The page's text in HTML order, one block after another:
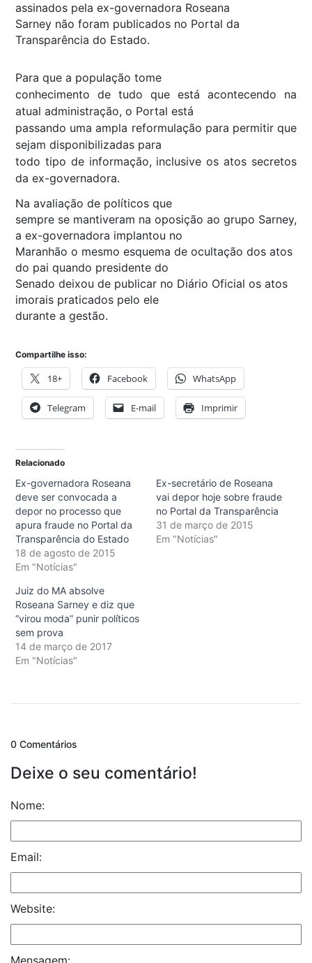
assinados pela ex-governadora Roseana
Sarney não foram publicados no Portal da
Transparência do Estado.
Para que a população tome
conhecimento de tudo que está acontecendo na
atual administração, o Portal está
passando uma ampla reformulação para permitir que
sejam disponibilizadas para
todo tipo de informação, inclusive os atos secretos
da ex-governadora.
Na avaliação de políticos que
sempre se mantiveram na oposição ao grupo Sarney,
a ex-governadora implantou no
Maranhão o mesmo esquema de ocultação dos atos
do pai quando presidente do
Senado deixou de publicar no Diário Oficial os atos
imorais praticados pelo ele
durante a gestão.
Compartilhe isso:
18+ Facebook WhatsApp
Telegram E-mail Imprimir
Relacionado
Ex-governadora Roseana
deve ser convocada a
depor no processo que
apura fraude no Portal da
Transparência do Estado
18 de agosto de 2015
Em "Notícias"
Ex-secretário de Roseana
vai depor hoje sobre fraude
no Portal da Transparência
31 de março de 2015
Em "Notícias"
Juiz do MA absolve
Roseana Sarney e diz que
“virou moda” punir políticos
sem prova
14 de março de 2017
Em "Notícias"
0 Comentários
Deixe o seu comentário!
Nome:
Email:
Website: